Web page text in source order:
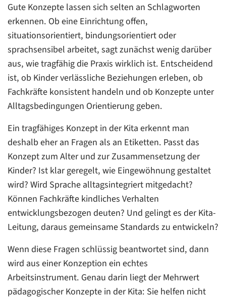
Gute Konzepte lassen sich selten an Schlagworten
erkennen. Ob eine Einrichtung offen,
situationsorientiert, bindungsorientiert oder
sprachsensibel arbeitet, sagt zunächst wenig darüber
aus, wie tragfähig die Praxis wirklich ist. Entscheidend
ist, ob Kinder verlässliche Beziehungen erleben, ob
Fachkräfte konsistent handeln und ob Konzepte unter
Alltagsbedingungen Orientierung geben.
Ein tragfähiges Konzept in der Kita erkennt man
deshalb eher an Fragen als an Etiketten. Passt das
Konzept zum Alter und zur Zusammensetzung der
Kinder? Ist klar geregelt, wie Eingewöhnung gestaltet
wird? Wird Sprache alltagsintegriert mitgedacht?
Können Fachkräfte kindliches Verhalten
entwicklungsbezogen deuten? Und gelingt es der Kita-
Leitung, daraus gemeinsame Standards zu entwickeln?
Wenn diese Fragen schlüssig beantwortet sind, dann
wird aus einer Konzeption ein echtes
Arbeitsinstrument. Genau darin liegt der Mehrwert
pädagogischer Konzepte in der Kita: Sie helfen nicht